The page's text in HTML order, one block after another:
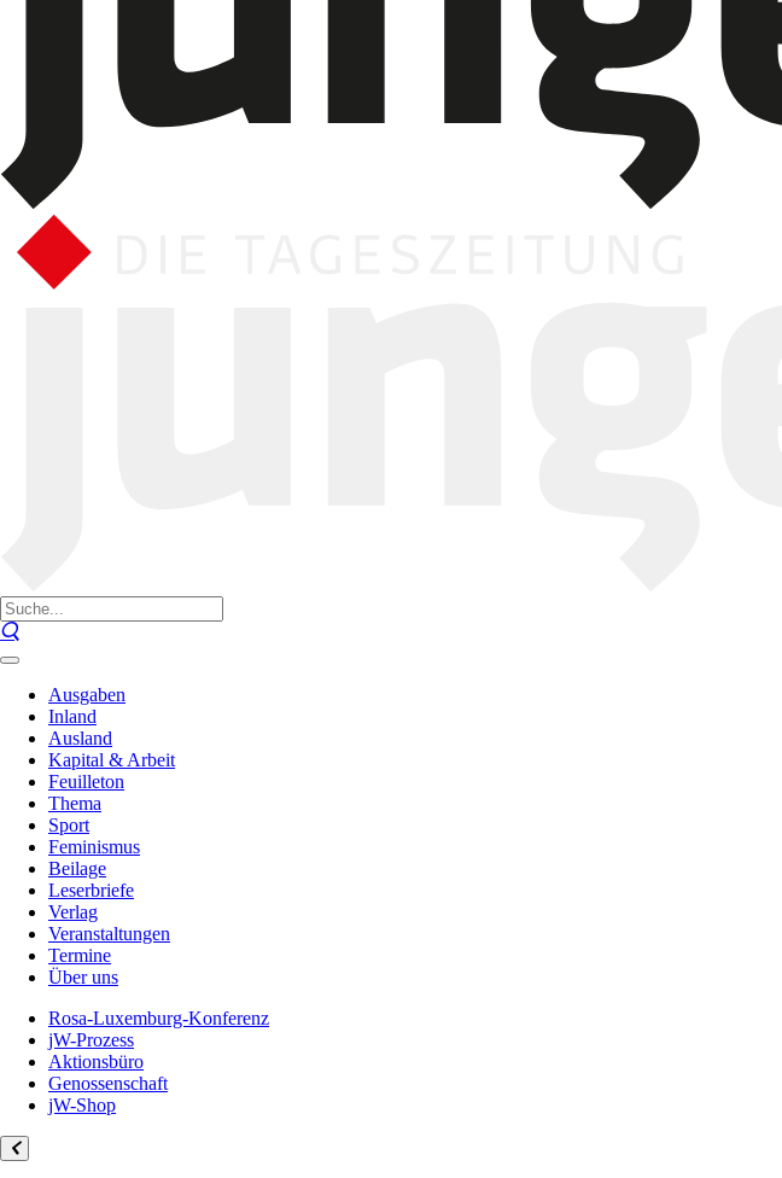
Ausgaben
Inland
Ausland
Kapital & Arbeit
Feuilleton
Thema
Sport
Feminismus
Beilage
Leserbriefe
Verlag
Veranstaltungen
Termine
Über uns
Rosa-Luxemburg-Konferenz
jW-Prozess
Aktionsbüro
Genossenschaft
jW-Shop